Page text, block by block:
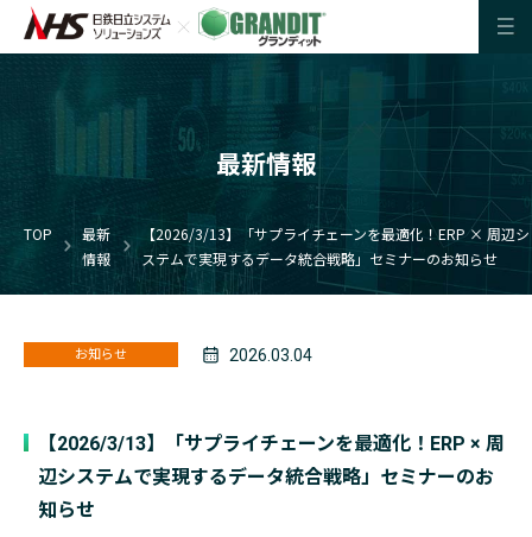
最新情報
TOP
最新
情報
【2026/3/13】「サプライチェーンを最適化！ERP × 周辺シ
ステムで実現するデータ統合戦略」セミナーのお知らせ
お知らせ 2026.03.04
【2026/3/13】「サプライチェーンを最適化！ERP × 周
辺システムで実現するデータ統合戦略」セミナーのお
知らせ